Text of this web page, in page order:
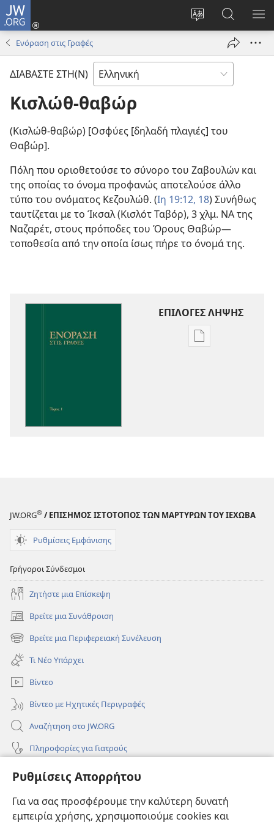
Ρυθμίσεις Απορρήτου
Για να σας προσφέρουμε την καλύτερη δυνατή
εμπειρία χρήσης, χρησιμοποιούμε cookies και
JW.ORG
Αλλαγή
γλώσσας
ιστότοπου
Σύνδεση
(ανοίγει
παράθυρο)
στο
JW.ORG
Ενόραση στις Γραφές
ΔΙΑΒΑΣΤΕ ΣΤΗ(Ν)
Κισλώθ-θαβώρ
(Κισλώθ-θαβώρ) [Οσφύες [δηλαδή πλαγιές] του
Θαβώρ].
Πόλη που οριοθετούσε το σύνορο του Ζαβουλών και
της οποίας το όνομα προφανώς αποτελούσε άλλο
τύπο του ονόματος Κεζουλώθ. (Ιη 19:12, 18) Συνήθως
ταυτίζεται με το Ίκσαλ (Κισλότ Ταβόρ), 3 χλμ. ΝΑ της
Ναζαρέτ, στους πρόποδες του Όρους Θαβώρ—
τοποθεσία από την οποία ίσως πήρε το όνομά της.
ΕΠΙΛΟΓΕΣ ΛΗΨΗΣ
Επιλογές
JW.ORG® / ΕΠΙΣΗΜΟΣ ΙΣΤΟΤΟΠΟΣ ΤΩΝ ΜΑΡΤΥΡΩΝ ΤΟΥ ΙΕΧΩΒΑ
Ρυθμίσεις Εμφάνισης
Γρήγοροι Σύνδεσμοι
Ζητήστε μια Επίσκεψη
Βρείτε μια Συνάθροιση
(ανοίγει
νέο
παράθυρο)
Βρείτε μια Περιφερειακή Συνέλευση
(ανοίγει
νέο
παράθυρο)
Τι Νέο Υπάρχει
Βίντεο
Βίντεο με Ηχητικές Περιγραφές
Αναζήτηση στο JW.ORG
Πληροφορίες για Γιατρούς
Πληροφορίες για Επίσημους Φορείς και ΜΜΕ